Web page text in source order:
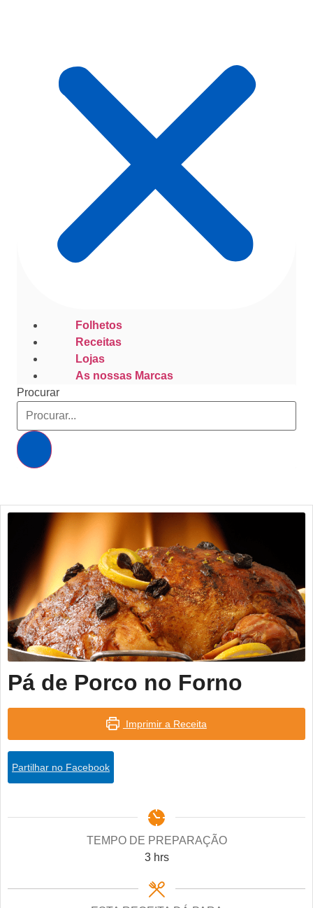
Folhetos
Receitas
Lojas
As nossas Marcas
Procurar
Pá de Porco no Forno
Imprimir a Receita
Partilhar no Facebook
TEMPO DE PREPARAÇÃO
3hours
hrs